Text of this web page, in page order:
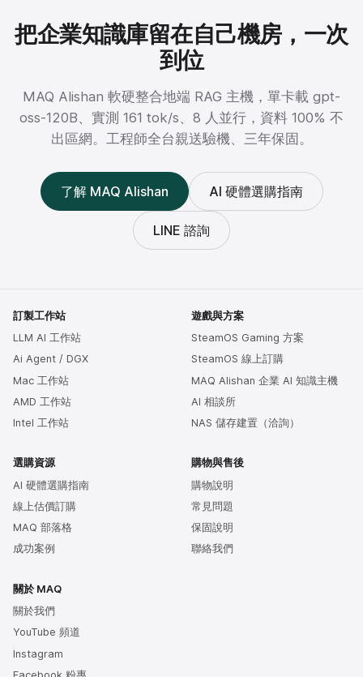
把企業知識庫留在自己機房，一次
到位
MAQ Alishan 軟硬整合地端 RAG 主機，單卡載 gpt-
oss-120B、實測 161 tok/s、8 人並行，資料 100% 不
出區網。工程師全台親送驗機、三年保固。
了解 MAQ Alishan AI 硬體選購指南
LINE 諮詢
訂製工作站
LLM AI 工作站
Ai Agent / DGX
Mac 工作站
AMD 工作站
Intel 工作站
遊戲與方案
SteamOS Gaming 方案
SteamOS 線上訂購
MAQ Alishan 企業 AI 知識主機
AI 相談所
NAS 儲存建置（洽詢）
選購資源
AI 硬體選購指南
線上估價訂購
MAQ 部落格
成功案例
購物與售後
購物說明
常見問題
保固說明
聯絡我們
關於 MAQ
關於我們
YouTube 頻道
Instagram